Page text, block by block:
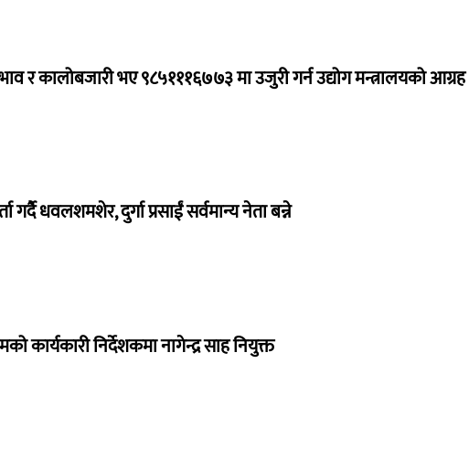
र कालोबजारी भए ९८५१११६७७३ मा उजुरी गर्न उद्योग मन्त्रालयको आग्रह
गर्दै धवलशमशेर, दुर्गा प्रसाईं सर्वमान्य नेता बन्ने
कार्यकारी निर्देशकमा नागेन्द्र साह नियुक्त